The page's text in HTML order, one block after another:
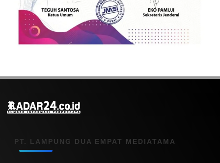
PT. LAMPUNG DUA EMPAT MEDIATAMA